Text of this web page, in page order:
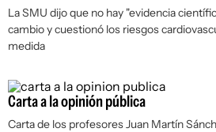
La SMU dijo que no hay "evidencia
cambio y cuestionó los riesgos
medida
Carta a la opinión pública
Carta de los profesores Juan Martín